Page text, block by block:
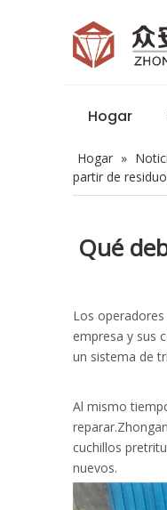
Hogar
Hogar »
partir de
Qué
Los
empresa y sus
un sistema de
Al mismo
cuchillos
nuevos.